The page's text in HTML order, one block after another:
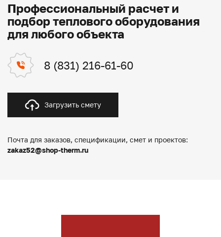
Профессиональный расчет и
подбор теплового оборудования
для любого объекта
8 (831) 216-61-60
Загрузить смету
Почта для заказов, спецификации, смет и проектов:
zakaz52@shop-therm.ru